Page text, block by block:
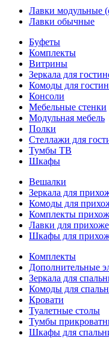
Лавки модульные
Лавки обычные
Буфеты
Комплекты
Витрины
Зеркала для
Комоды для
Консоли
Мебельные стенки
Модульная мебель
Полки
Стеллажи для
Тумбы ТВ
Шкафы
Вешалки
Зеркала для
Комоды для
Комплекты
Лавки для
Шкафы для
Комплекты
Дополнительные
Зеркала для
Комоды для
Кровати
Туалетные столы
Тумбы
Шкафы для